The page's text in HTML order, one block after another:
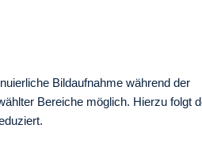
Bildaufnahme während der
Bereiche möglich. Hierzu folgt